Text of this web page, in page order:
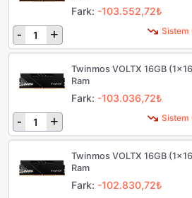
Sistem
Fark: -103.552,72₺
- +
Sistem
Twinmos VOLTX 16GB
Ram
Fark: -103.036,72₺
- +
Twinmos VOLTX 16GB
Ram
Fark: -102.830,72₺